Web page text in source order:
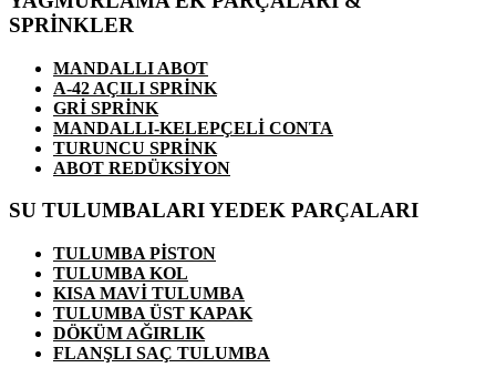
SPRİNKLER
MANDALLI ABOT
A-42 AÇILI SPRİNK
GRİ SPRİNK
MANDALLI-KELEPÇELİ CONTA
TURUNCU SPRİNK
ABOT REDÜKSİYON
SU TULUMBALARI YEDEK PARÇALARI
TULUMBA PİSTON
TULUMBA KOL
KISA MAVİ TULUMBA
TULUMBA ÜST KAPAK
DÖKÜM AĞIRLIK
FLANŞLI SAÇ TULUMBA